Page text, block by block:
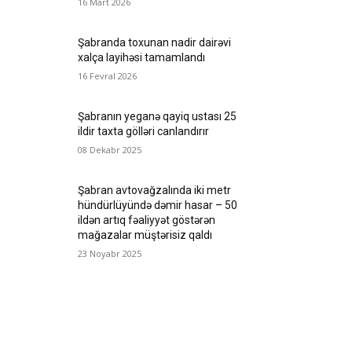
Şabranda toxunan nadir dairəvi
xalça layihəsi tamamlandı
16 Fevral 2026
Şabranın yeganə qayiq ustası 25
ildir taxta gölləri canlandırır
08 Dekabr 2025
Şabran avtovağzalında iki metr
hündürlüyündə dəmir hasar – 50
ildən artıq fəaliyyət göstərən
mağazalar müştərisiz qaldı
23 Noyabr 2025